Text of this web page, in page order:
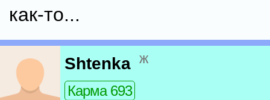
как-то...
Shtenka ж
Карма 693